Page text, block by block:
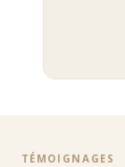
TÉMOIGNAGES